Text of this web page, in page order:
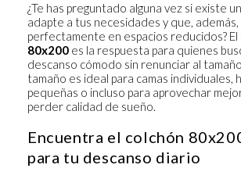
¿Te has preguntado alguna vez si existe
adapte a tus necesidades y que,
perfectamente en espacios reducidos? El
80x200 es la respuesta para quienes
descanso cómodo sin renunciar al
tamaño es ideal para camas individuales,
pequeñas o incluso para aprovechar
perder calidad de sueño.
Encuentra el colchón
para tu descanso diario